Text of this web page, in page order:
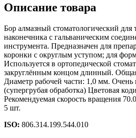
Описание товара
Бор алмазный стоматологический для
наконечника с гальваническим
инструмента. Предназначен для
коронки с округлым уступом; для
Используется в ортопедической
закруглённым концом длинный.
Диаметр рабочей части: 1,0 мм. Очень
(супергрубая обработка) Цветовая
Рекомендуемая скорость вращения
5 шт.
ISO: 806.314.199.544.010